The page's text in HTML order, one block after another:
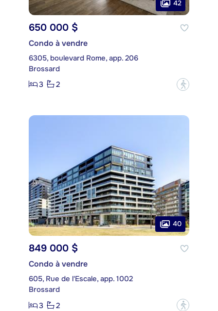
42
650 000 $
Condo à vendre
6305, boulevard Rome, app. 206
Brossard
3
2 ?
40
849 000 $
Condo à vendre
605, Rue de l'Escale, app. 1002
Brossard
3
2 ?